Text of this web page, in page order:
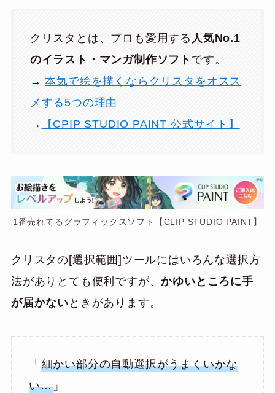
クリスタとは、プロも愛用する 人気No.1
のイラスト・マンガ制作ソフト です。
→本気で絵を描くならクリスタをオスス
メする5つの理由
→
【CPIP STUDIO PAINT 公式サイト】
1番売れてるグラフィックスソフト【CLIP STUDIO PAINT】
クリスタの[選択範囲]ツールにはいろんな選択方
法がありとても便利ですが、かゆいところに手
が届かない ときがあります。
「 細かい部分の自動選択がうまくいかな
い… 」